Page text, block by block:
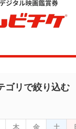
ゴリで絞り込む
木 金 土